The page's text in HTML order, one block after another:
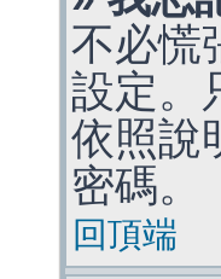
不必慌
設定。
依照說
密碼。
回頂端